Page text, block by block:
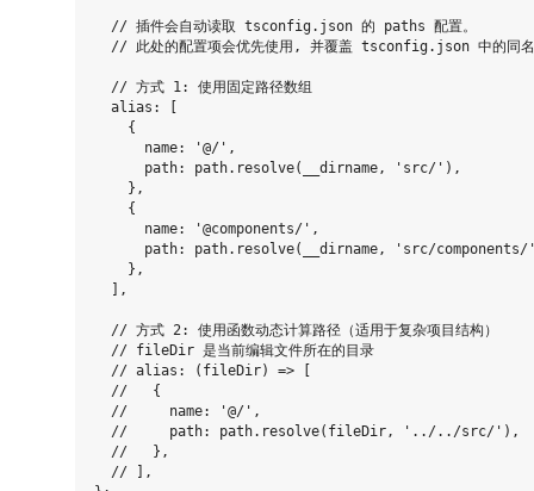
  // 插件会自动读取 tsconfig.json 的 paths 配置。
// 此处的配置项会优先使用, 并覆盖 tsconfig.json 中的同
  // 方式 1: 使用固定路径数组
  alias: [
    {
      name: '@/',
      path: path.resolve(__dirname, 'src/'),
    },
    {
      name: '@components/',
path: path.resolve(__dirname, 'src/components/
    },
  ],
  // 方式 2: 使用函数动态计算路径（适用于复杂项目结构）
  // fileDir 是当前编辑文件所在的目录
  // alias: (fileDir) => [
  //   {
  //     name: '@/',
  //     path: path.resolve(fileDir, '../../src/'),
  //   },
  // ],